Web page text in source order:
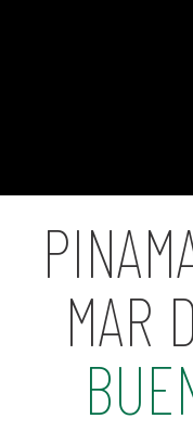
MAR